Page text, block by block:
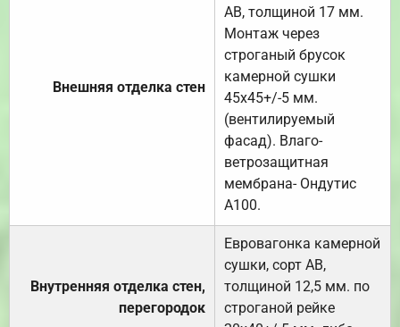
Внешняя отделка стен
АВ, толщиной 17 мм.
Монтаж через
строганый брусок
камерной сушки
45х45+/-5 мм.
(вентилируемый
фасад). Влаго-
ветрозащитная
мембрана- Ондутис
А100.
Внутренняя отделка стен,
перегородок
Евровагонка камерной
сушки, сорт АВ,
толщиной 12,5 мм. по
строганой рейке